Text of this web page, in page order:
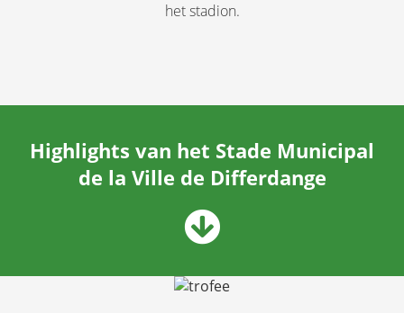
het stadion.
Highlights van het Stade Municipal
de la Ville de Differdange